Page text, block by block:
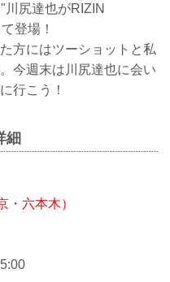
尻達也がRIZIN
登場！
方にはツーショットと私
今週末は川尻達也に会い
行こう！
細
六本木）